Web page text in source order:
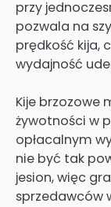
przy
pozwala na
prędkość kija,
wydajność
Kije brzozowe
żywotności w
opłacalnym
nie być tak
jesion, więc
sprzedawców